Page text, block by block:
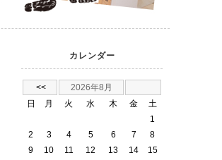
カレンダー
<<
2026年8月
日
月 火 水 木 金
土
1
2
3 4 5 6 7
8
9
10 11 12 13 14
15